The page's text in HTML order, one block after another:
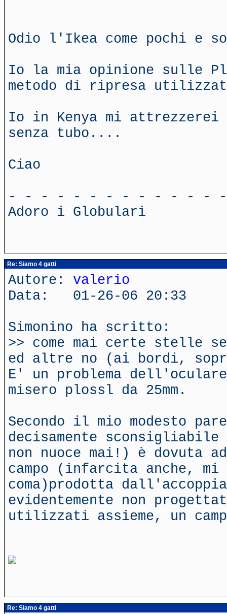
Odio l'Ikea come pochi e
Io la mia opinione sulle
metodo di ripresa
Io in Kenya mi
senza tubo....
Ciao
- - - - - - - - - - - - -
Adoro i Globulari
Re: Siamo 4 gatti
Autore: valerio
Data: 01-26-06 20:33
Simonino ha scritto:
>> come mai certe stelle
ed altre no (ai bordi,
E' un problema
misero plossl da 25mm.
Secondo il mio modesto
decisamente
non nuoce mai!) è dovuta
campo (infarcita anche,
coma)prodotta
evidentemente non
utilizzati assieme, un
Re: Siamo 4 gatti